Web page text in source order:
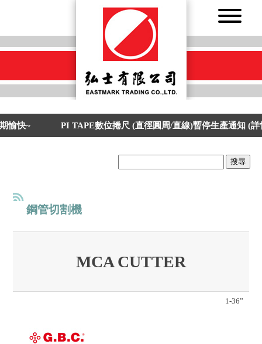
愉快~ PI TAPE數位捲尺 (直徑圓周/直線)暫停生產通知 (詳
搜尋
鋼管切割機
MCA CUTTER
1-36”